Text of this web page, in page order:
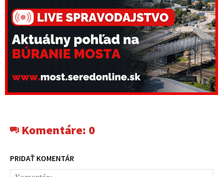
Komentáre: 0
PRIDAŤ KOMENTÁR